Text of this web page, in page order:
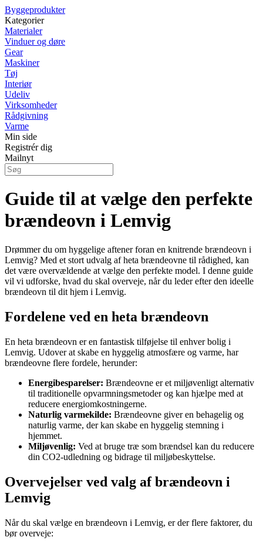
Byggeprodukter
Kategorier
Materialer
Vinduer og døre
Gear
Maskiner
Tøj
Interiør
Udeliv
Virksomheder
Rådgivning
Varme
Min side
Registrér dig
Mailnyt
Guide til at vælge den perfekte
brændeovn i Lemvig
Drømmer du om hyggelige aftener foran en knitrende brændeovn i
Lemvig? Med et stort udvalg af heta brændeovne til rådighed, kan
det være overvældende at vælge den perfekte model. I denne guide
vil vi udforske, hvad du skal overveje, når du leder efter den ideelle
brændeovn til dit hjem i Lemvig.
Fordelene ved en heta brændeovn
En heta brændeovn er en fantastisk tilføjelse til enhver bolig i
Lemvig. Udover at skabe en hyggelig atmosfære og varme, har
brændeovne flere fordele, herunder:
Energibesparelser: Brændeovne er et miljøvenligt alternativ
til traditionelle opvarmningsmetoder og kan hjælpe med at
reducere energiomkostningerne.
Naturlig varmekilde: Brændeovne giver en behagelig og
naturlig varme, der kan skabe en hyggelig stemning i
hjemmet.
Miljøvenlig: Ved at bruge træ som brændsel kan du reducere
din CO2-udledning og bidrage til miljøbeskyttelse.
Overvejelser ved valg af brændeovn i
Lemvig
Når du skal vælge en brændeovn i Lemvig, er der flere faktorer, du
bør overveje: